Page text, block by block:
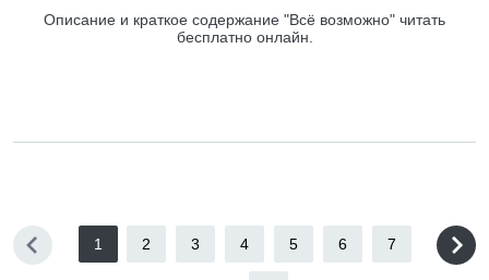
Описание и краткое содержание "Всё возможно" читать
бесплатно онлайн.
1 2 3 4 5 6 7